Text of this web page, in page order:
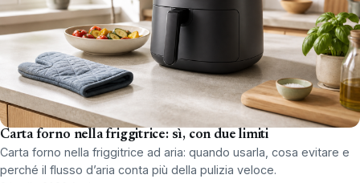
Carta forno nella friggitrice: sì, con due limiti
Carta forno nella friggitrice ad aria: quando usarla, cosa evitare e
perché il flusso d’aria conta più della pulizia veloce.